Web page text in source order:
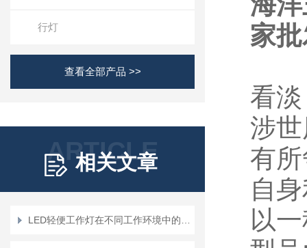
行灯
查看全部产品 >>
ARTICLE
相关文章
家
看
涉
有
自
以